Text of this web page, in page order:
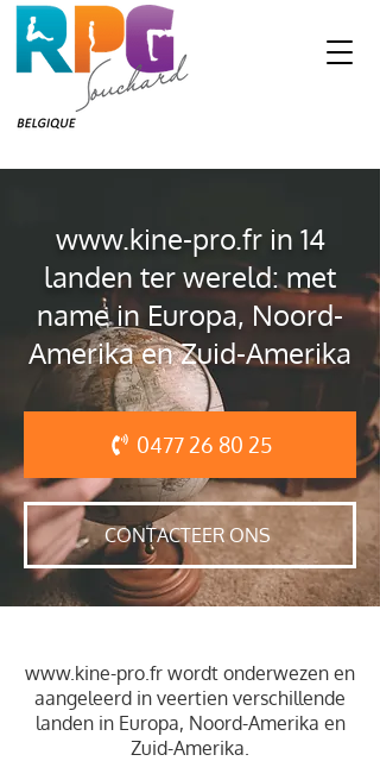
www.kine-pro.frin 14
landen ter wereld: met
name in Europa, Noord-
Amerika en Zuid-Amerika
0477 26 80 25
CONTACTEER ONS
www.kine-pro.fr wordt onderwezen en
aangeleerd in veertien verschillende
landen in Europa, Noord-Amerika en
Zuid-Amerika.